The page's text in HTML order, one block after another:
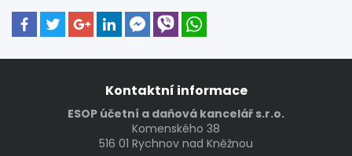
Kontaktní informace
ESOP účetní a daňová kancelář s.r.o.
Komenského 38
516 01 Rychnov nad Kněžnou